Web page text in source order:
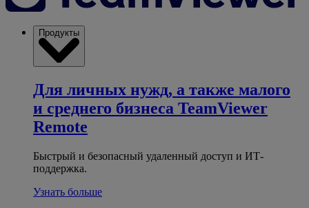
Продукты
Для личных нужд, а также малого
и среднего бизнеса TeamViewer
Remote
Быстрый и безопасный удаленный доступ и ИТ-
поддержка.
Узнать больше